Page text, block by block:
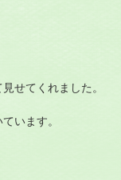
せてくれました。
います。